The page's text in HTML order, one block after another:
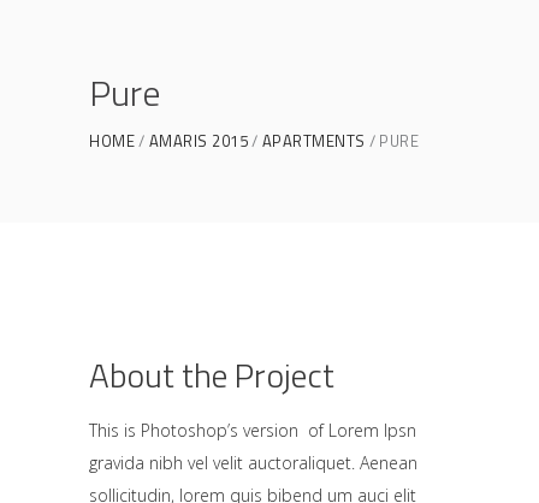
Pure
HOME AMARIS 2015 APARTMENTS PURE
About the Project
This is Photoshop’s version of Lorem Ipsn
gravida nibh vel velit auctoraliquet. Aenean
sollicitudin, lorem quis bibend um auci elit